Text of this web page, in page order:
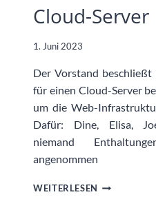
Cloud-Server
1. Juni 2023
Der Vorstand
für einen Cloud-Server
um die Web-
Dafür: Dine, Elisa,
niemand
angenommen
WEITERLESEN 10€